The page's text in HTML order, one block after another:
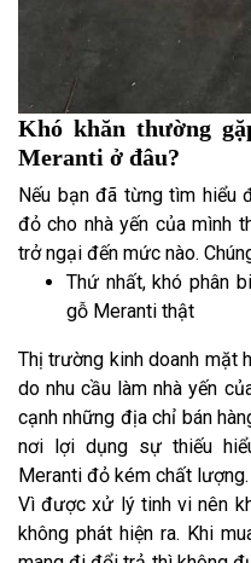
Khó khăn thường
Meranti ở đâu?
Nếu bạn đã từng tìm hiểu
đỏ cho nhà yến của mình
trở ngại đến mức nào.
Thứ nhất, khó phân
gỗ Meranti thật
Thị trường kinh doanh mặt
do nhu cầu làm nhà yến
cạnh những địa chỉ bán
nơi lợi dụng sự thiếu
Meranti đỏ kém chất lượng.
Vì được xử lý tinh vi nên
không phát hiện ra. Khi